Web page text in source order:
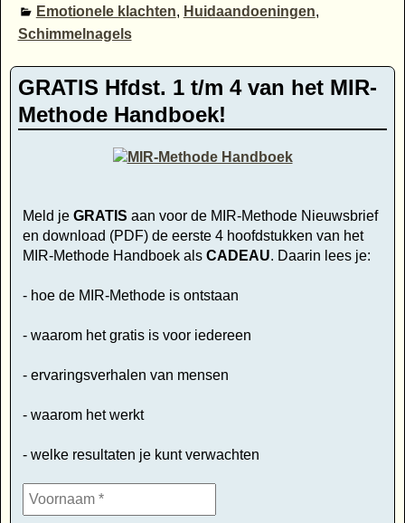
Emotionele klachten, Huidaandoeningen,
Schimmelnagels
GRATIS Hfdst. 1 t/m 4 van het MIR-
Methode Handboek!
Meld je GRATIS aan voor de MIR-Methode Nieuwsbrief
en download (PDF) de eerste 4 hoofdstukken van het
MIR-Methode Handboek als CADEAU. Daarin lees je:
- hoe de MIR-Methode is ontstaan
- waarom het gratis is voor iedereen
- ervaringsverhalen van mensen
- waarom het werkt
- welke resultaten je kunt verwachten